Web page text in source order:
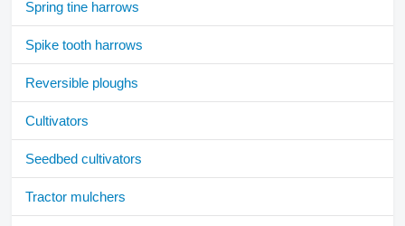
Spring tine harrows
Spike tooth harrows
Reversible ploughs
Cultivators
Seedbed cultivators
Tractor mulchers